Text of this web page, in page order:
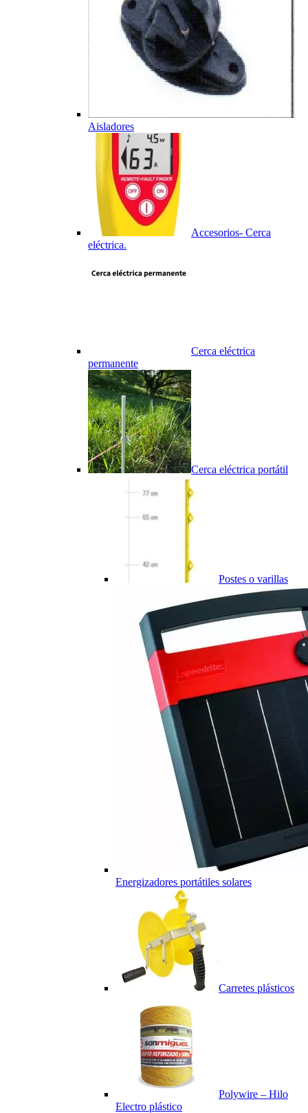
Aisladores
Accesorios- Cerca
eléctrica.
Cerca eléctrica
permanente
Cerca eléctrica portátil
Postes o varillas
Energizadores portátiles solares
Carretes plásticos
Polywire – Hilo
Electro plástico